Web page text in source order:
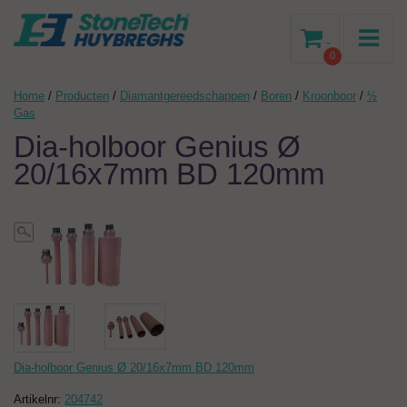
0
-
Home / Producten / Diamantgereedschappen / Boren / Kroonboor / ½
Gas
Dia-holboor Genius Ø
20/16x7mm BD 120mm
Dia-holboor Genius Ø 20/16x7mm BD 120mm
Artikelnr: 204742